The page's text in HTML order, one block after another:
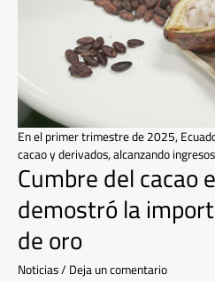
Cumbre del cacao
demostró la
de oro
Noticias/Deja un comentario
oro
En el primer trimestre de 2025,
cacao y derivados, alcanzando